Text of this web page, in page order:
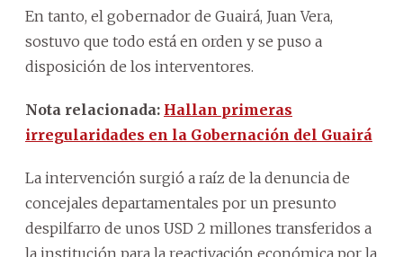
En tanto, el gobernador de Guairá, Juan Vera,
sostuvo que todo está en orden y se puso a
disposición de los interventores.
Nota relacionada: Hallan primeras
irregularidades en la Gobernación del Guairá
La intervención surgió a raíz de la denuncia de
concejales departamentales por un presunto
despilfarro de unos USD 2 millones transferidos a
la institución para la reactivación económica por la